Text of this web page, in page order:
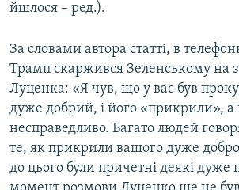
йшлося – ред.).
За словами автора статті, в
Трамп скаржився Зеленському на
Луценка: «Я чув, що у вас був
дуже добрий, і його «прикрили», а
несправедливо. Багато людей
те, як прикрили вашого дуже
до цього були причетні деякі дуже